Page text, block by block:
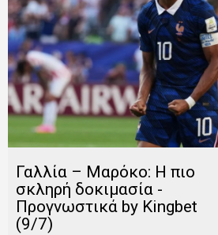
Γαλλία – Μαρόκο: Η πιο
σκληρή δοκιμασία -
Προγνωστικά by Kingbet
(9/7)